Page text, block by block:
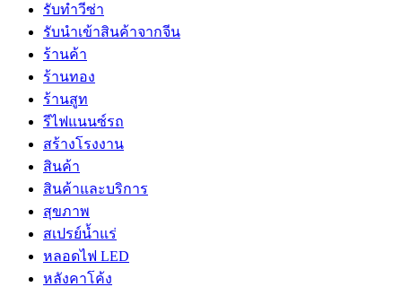
รับทำวีซ่า
รับนำเข้าสินค้าจากจีน
ร้านค้า
ร้านทอง
ร้านสูท
รีไฟแนนซ์รถ
สร้างโรงงาน
สินค้า
สินค้าและบริการ
สุขภาพ
สเปรย์น้ำแร่
หลอดไฟ LED
หลังคาโค้ง